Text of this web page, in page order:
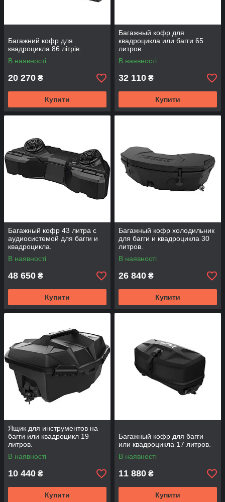
Багажний кофр для
квадроцикла 86 літрів.
В наявності
20 270 ₴
Купити
Багажный кофр для
квадроцикла или багги 65
литров.
В наявності
32 110 ₴
Купити
Багажный кофр 43 литра с
аудиосистемой для багги и
квадроцикла.
В наявності
48 650 ₴
Купити
Багажный кофр холодильник
для багги и квадроцикла 30
литров.
В наявності
26 840 ₴
Купити
Ящик для инструментов на
багги или квадроцикл 19
литров.
В наявності
10 440 ₴
Купити
Багажный кофр для багги
или квадроцикла 17 литров.
В наявності
11 880 ₴
Купити